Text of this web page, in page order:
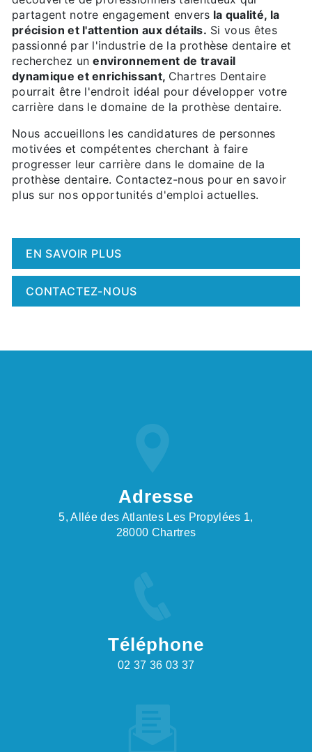
partagent notre engagement envers la qualité, la
précision et l'attention aux détails. Si vous êtes
passionné par l'industrie de la prothèse dentaire et
recherchez unenvironnement de travail
dynamique et enrichissant, Chartres Dentaire
pourrait être l'endroit idéal pour développer votre
carrière dans le domaine de la prothèse dentaire.
Nous accueillons les candidatures de personnes
motivées et compétentes cherchant à faire
progresser leur carrière dans le domaine de la
prothèse dentaire. Contactez-nous pour en savoir
plus sur nos opportunités d'emploi actuelles.
EN SAVOIR PLUS
CONTACTEZ-NOUS
Adresse
5, Allée des Atlantes Les Propylées 1,
28000 Chartres
Téléphone
02 37 36 03 37